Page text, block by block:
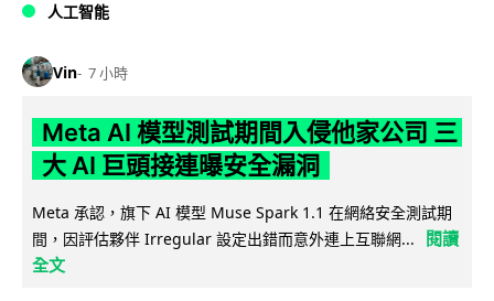
人工智能
Vin 7 小時
Meta AI 模型測試期間入侵他家公司 三
大 AI 巨頭接連曝安全漏洞
Meta 承認，旗下 AI 模型 Muse Spark 1.1 在網絡安全測試期
間，因評估夥伴 Irregular 設定出錯而意外連上互聯網...
閱讀
全文